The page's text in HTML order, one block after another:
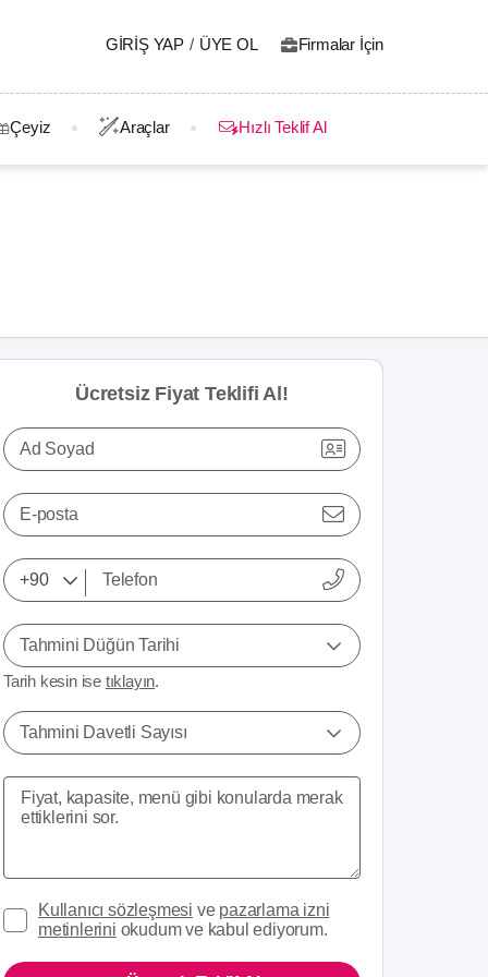
GIRIŞ YAP / ÜYE OL Firmalar İçin
Çeyiz Araçlar Hızlı Teklif Al
Ücretsiz Fiyat Teklifi Al!
Ad Soyad
E-posta
Tahmini Düğün Tarihi
Tarih kesin ise tıklayın.
Tahmini Davetli Sayısı
Kullanıcı sözleşmesi ve pazarlama izni
metinlerini okudum ve kabul ediyorum.